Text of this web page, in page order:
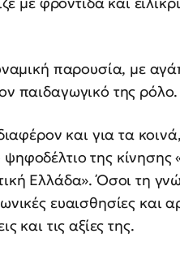
παρουσία, με
παιδαγωγικό της ρόλο.
και για τα κοινά,
της κίνησης
Ελλάδα». Όσοι τη
ευαισθησίες και
και τις αξίες της.